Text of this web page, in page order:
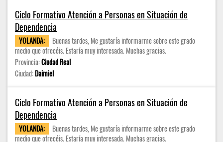
Ciclo Formativo Atención a Personas en Situación de
Dependencia
YOLANDA:
Buenas tardes, Me gustaría informarme sobre este grado
medio que ofrecéis. Estaría muy interesada. Muchas gracias.
Provincia:Ciudad Real
Ciudad:Daimiel
Ciclo Formativo Atención a Personas en Situación de
Dependencia
YOLANDA:
Buenas tardes, Me gustaría informarme sobre este grado
medio que ofrecéis. Estaría muy interesada. Muchas gracias.